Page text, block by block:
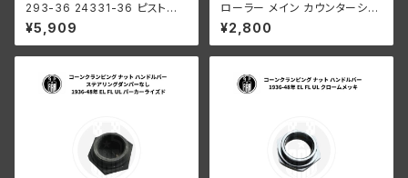
293-36 24331-36 ピストン
ピンブッシング 2個組
¥5,909
ローラー メイン カウンターシャ
フト 0008" オーバーサイズ 24
個
¥2,800